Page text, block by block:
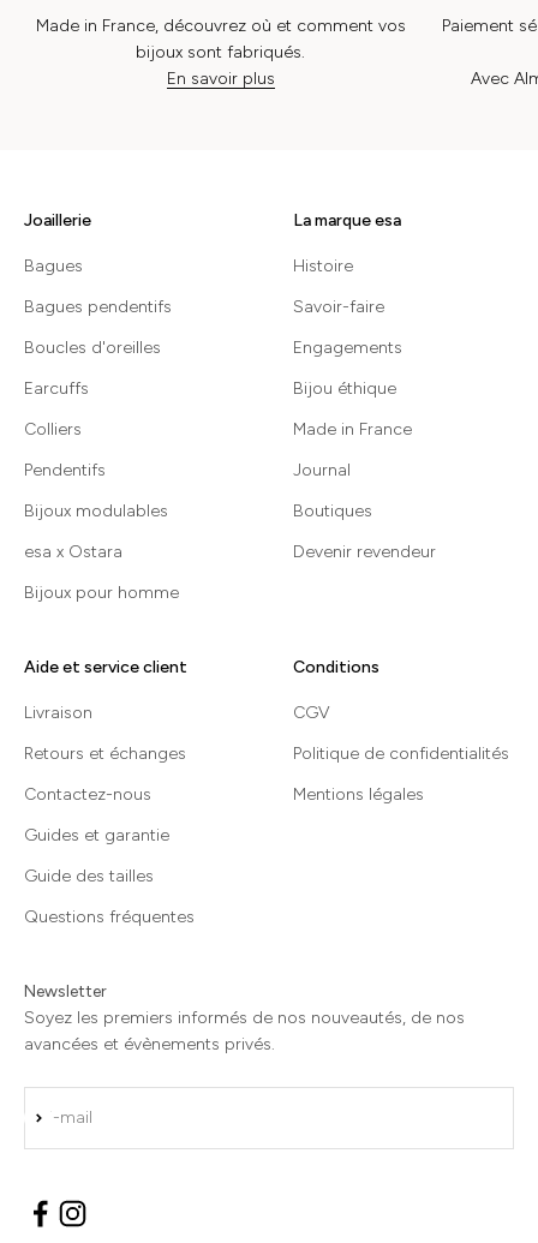
Made in France, découvrez où et comment vos
bijoux sont fabriqués.
En savoir plus
Paiement
Avec
Joaillerie
Bagues
Bagues pendentifs
Boucles d'oreilles
Earcuffs
Colliers
Pendentifs
Bijoux modulables
esa x Ostara
Bijoux pour homme
La marque esa
Histoire
Savoir-faire
Engagements
Bijou éthique
Made in France
Journal
Boutiques
Devenir revendeur
Aide et service client
Livraison
Retours et échanges
Contactez-nous
Guides et garantie
Guide des tailles
Questions fréquentes
Conditions
CGV
Politique de confidentialités
Mentions légales
Newsletter
Soyez les premiers informés de nos nouveautés, de nos
avancées et évènements privés.
E-mail
S'inscrire